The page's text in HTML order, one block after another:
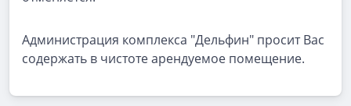
Администрация комплекса "Дельфин" просит Вас
содержать в чистоте арендуемое помещение.